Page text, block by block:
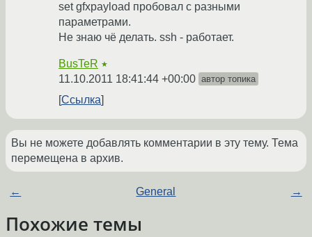
set gfxpayload пробовал с разными
параметрами.
Не знаю чё делать. ssh - работает.
BusTeR ★
11.10.2011 18:41:44 +00:00 автор топика
Ссылка
Вы не можете добавлять комментарии в эту тему. Тема
перемещена в архив.
← General →
Похожие темы